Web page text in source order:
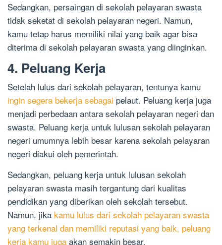
Sedangkan, persaingan di sekolah pelayaran swasta
tidak seketat di sekolah pelayaran negeri. Namun,
kamu tetap harus memiliki nilai yang baik agar bisa
diterima di sekolah pelayaran swasta yang diinginkan.
4. Peluang Kerja
Setelah lulus dari sekolah pelayaran, tentunya kamu
ingin segera bekerja sebagai pelaut. Peluang kerja juga
menjadi perbedaan antara sekolah pelayaran negeri dan
swasta. Peluang kerja untuk lulusan sekolah pelayaran
negeri umumnya lebih besar karena sekolah pelayaran
negeri diakui oleh pemerintah.
Sedangkan, peluang kerja untuk lulusan sekolah
pelayaran swasta masih tergantung dari kualitas
pendidikan yang diberikan oleh sekolah tersebut.
Namun, jika kamu lulus dari sekolah pelayaran swasta
yang terkenal dan memiliki reputasi yang baik, peluang
kerja kamu juga akan semakin besar.